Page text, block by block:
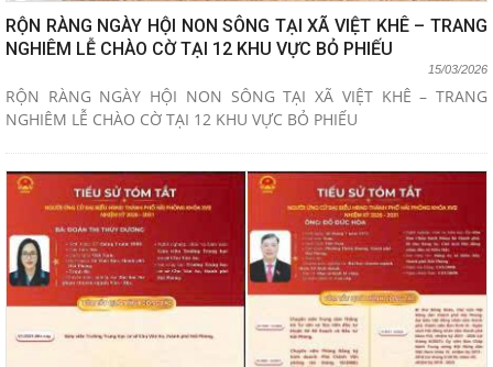
RỘN RÀNG NGÀY HỘI NON SÔNG TẠI XÃ VIỆT KHÊ – TRANG
NGHIÊM LỄ CHÀO CỜ TẠI 12 KHU VỰC BỎ PHIẾU
15/03/2026
RỘN RÀNG NGÀY HỘI NON SÔNG TẠI XÃ VIỆT KHÊ – TRANG
NGHIÊM LỄ CHÀO CỜ TẠI 12 KHU VỰC BỎ PHIẾU